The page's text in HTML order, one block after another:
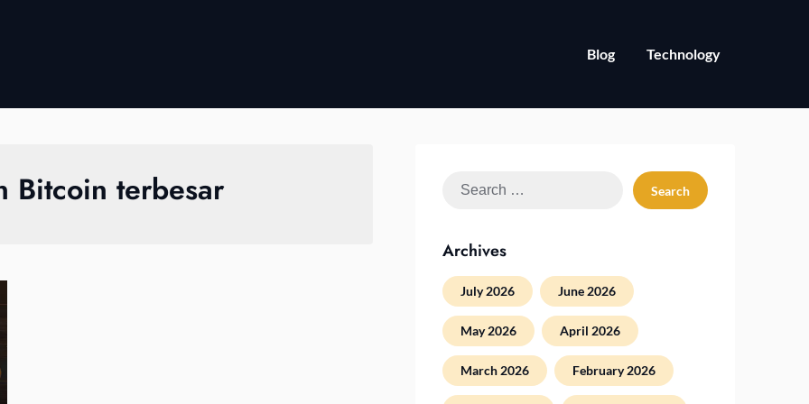
Blog Technology
Bitcoin terbesar
Search
Archives
July 2026 June 2026
May 2026 April 2026
March 2026 February 2026